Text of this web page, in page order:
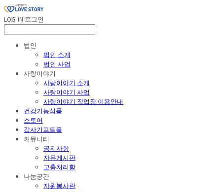
LOG IN 로그인
법인
법인 소개
법인 사업
사랑이야기
사랑이야기 소개
사랑이야기 사업
사랑이야기 작업장 이용안내
건강기능식품
스토어
감사기프트몰
커뮤니티
공지사항
자유게시판
고충처리함
나눔공간
자원봉사란